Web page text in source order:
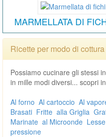
MARMELLATA DI
Ricette per modo di cottura
Possiamo cucinare gli stessi
in mille modi diversi... scopri
Al forno Al cartoccio Al
Brasati Fritte alla Griglia
Marinate al Microonde Lesse
pressione